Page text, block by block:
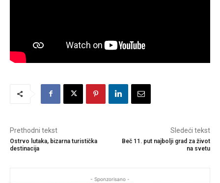
Prethodni tekst
Ostrvo lutaka, bizarna turistička
destinacija
Sledeći tekst
Beč 11. put najbolji grad za život
na svetu
- Sponzorisano -